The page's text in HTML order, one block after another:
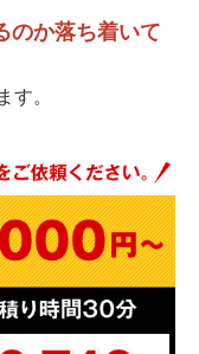
のか落ち着いて
す。